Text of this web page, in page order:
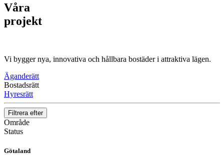
Våra
projekt
Vi bygger nya, innovativa och hållbara bostäder i attraktiva lägen.
Äganderätt
Bostadsrätt
Hyresrätt
Filtrera efter
Område
Status
Götaland